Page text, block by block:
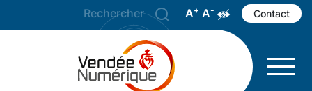
A+ Agrandir le texte
A- Réduire le texte
Augmenter
Contact